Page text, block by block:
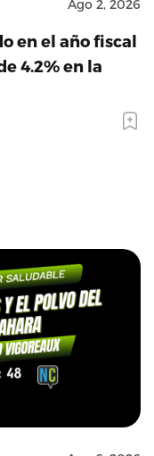
Ago 2, 2026
en el año fiscal
4.2% en la